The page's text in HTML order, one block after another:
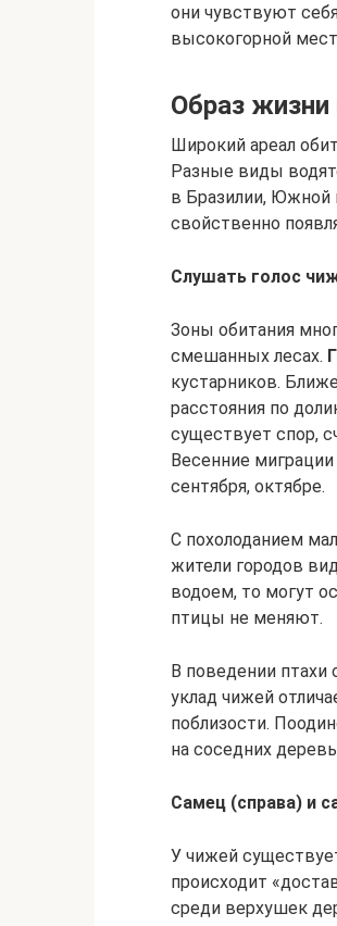
они чувствуют
высокогорной
Образ жизни
Широкий ареал
Разные виды
в Бразилии, Южной
свойственно
Слушать голос
Зоны обитания
смешанных лесах.
кустарников.
расстояния по
существует спор,
Весенние
сентября, октябре.
С похолоданием
жители городов
водоем, то могут
птицы не меняют.
В поведении птахи
уклад чижей
поблизости.
на соседних
Самец (справа) и
У чижей
происходит
среди верхушек